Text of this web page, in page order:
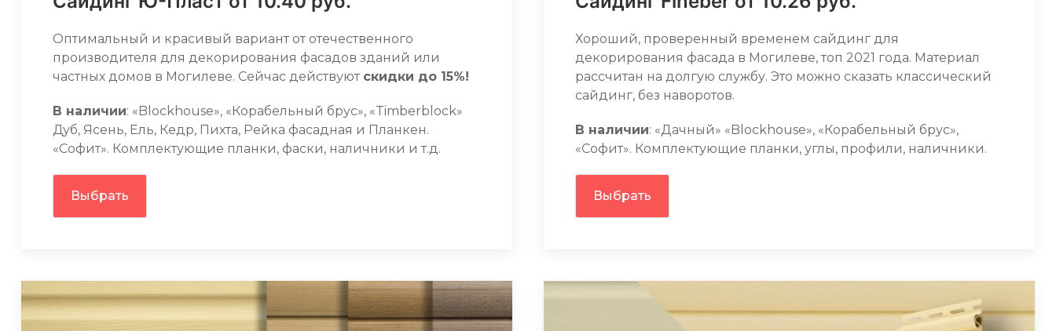
Оптимальный и красивый вариант от отечественного
производителя для декорирования фасадов зданий или
частных домов в Могилеве. Сейчас действуют скидки до 15%!
В наличии: «Blockhouse», «Корабельный брус», «Timberblock»
Дуб, Ясень, Ель, Кедр, Пихта, Рейка фасадная и Планкен.
«Софит». Комплектующие планки, фаски, наличники и т.д.
Выбрать
Хороший, проверенный временем сайдинг для
декорирования фасада в Могилеве, топ 2021 года. Материал
рассчитан на долгую службу. Это можно сказать классический
сайдинг, без наворотов.
В наличии: «Дачный» «Blockhouse», «Корабельный брус»,
«Софит». Комплектующие планки, углы, профили, наличники.
Выбрать